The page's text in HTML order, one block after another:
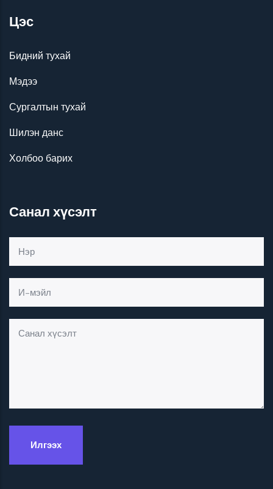
Цэс
Бидний тухай
Мэдээ
Сургалтын тухай
Шилэн данс
Холбоо барих
Санал хүсэлт